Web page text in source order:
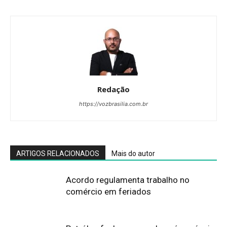
Redação
https://vozbrasilia.com.br
ARTIGOS RELACIONADOS Mais do autor
Acordo regulamenta trabalho no
comércio em feriados